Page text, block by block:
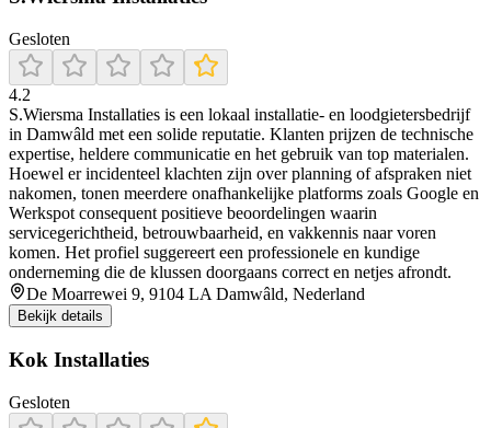
Gesloten
4.2
S.Wiersma Installaties is een lokaal installatie- en loodgietersbedrijf
in Damwâld met een solide reputatie. Klanten prijzen de technische
expertise, heldere communicatie en het gebruik van top materialen.
Hoewel er incidenteel klachten zijn over planning of afspraken niet
nakomen, tonen meerdere onafhankelijke platforms zoals Google en
Werkspot consequent positieve beoordelingen waarin
servicegerichtheid, betrouwbaarheid, en vakkennis naar voren
komen. Het profiel suggereert een professionele en kundige
onderneming die de klussen doorgaans correct en netjes afrondt.
De Moarrewei 9, 9104 LA Damwâld, Nederland
Bekijk details
Kok Installaties
Gesloten